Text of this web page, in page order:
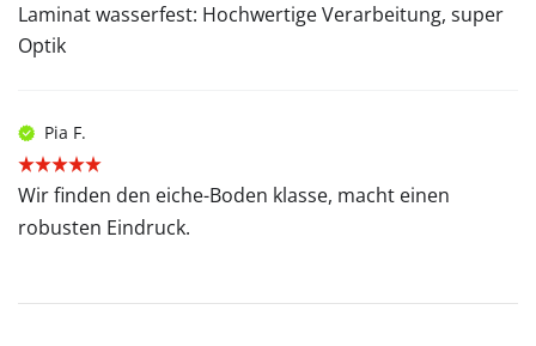
Laminat wasserfest: Hochwertige Verarbeitung, super
Optik
Pia F.
Wir finden den eiche-Boden klasse, macht einen
robusten Eindruck.